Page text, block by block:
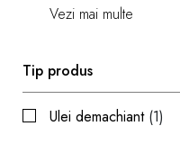
Vezi mai multe
Tip produs
Ulei demachiant(1)